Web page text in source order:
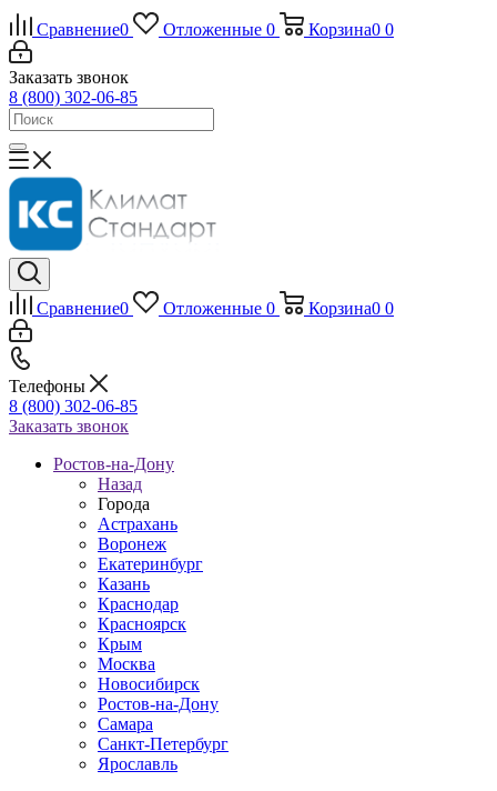
Сравнение0 Отложенные 0 Корзина0 0
Заказать звонок
8 (800) 302-06-85
Сравнение0 Отложенные 0 Корзина0 0
Телефоны
8 (800) 302-06-85
Заказать звонок
Ростов-на-Дону
Назад
Города
Астрахань
Воронеж
Екатеринбург
Казань
Краснодар
Красноярск
Крым
Москва
Новосибирск
Ростов-на-Дону
Самара
Санкт-Петербург
Ярославль